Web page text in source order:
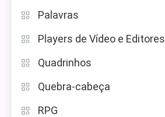
Palavras
Players de Vídeo e Editores
Quadrinhos
Quebra-cabeça
RPG